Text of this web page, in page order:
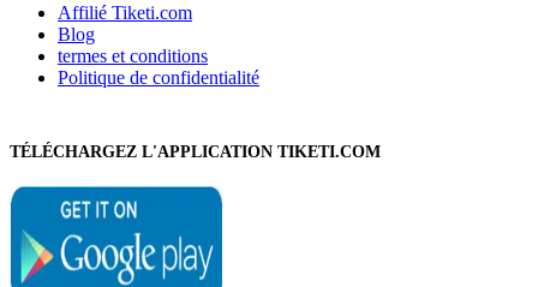
Affilié Tiketi.com
Blog
termes et conditions
Politique de confidentialité
TÉLÉCHARGEZ L'APPLICATION TIKETI.COM